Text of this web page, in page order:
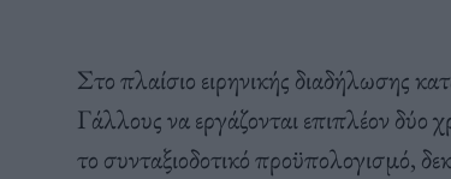
Στο πλαίσιο ειρηνικής διαδήλωσης
Γάλλους να εργάζονται επιπλέον δύο
το συνταξιοδοτικό προϋπολογισμό,